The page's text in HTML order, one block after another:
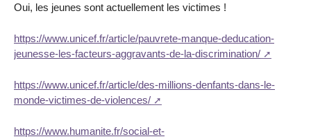
Oui, les jeunes sont actuellement les victimes !
https://www.unicef.fr/article/pauvrete-manque-deducation-
jeunesse-les-facteurs-aggravants-de-la-discrimination/
https://www.unicef.fr/article/des-millions-denfants-dans-le-
monde-victimes-de-violences/
https://www.humanite.fr/social-et-